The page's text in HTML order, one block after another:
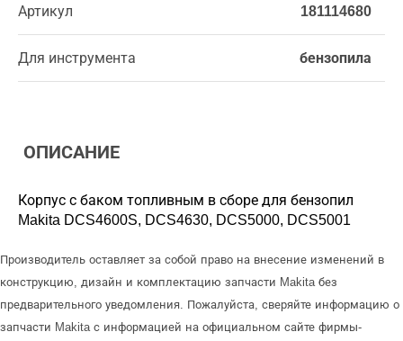
Артикул 181114680
Для инструмента бензопила
ОПИСАНИЕ
Корпус с баком топливным в сборе для бензопил
Makita DCS4600S, DCS4630, DCS5000, DCS5001
Производитель оставляет за собой право на внесение изменений в
конструкцию, дизайн и комплектацию запчасти Makita без
предварительного уведомления. Пожалуйста, сверяйте информацию о
запчасти Makita с информацией на официальном сайте фирмы-